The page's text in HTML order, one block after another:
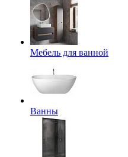
Мебель для ванной
Ванны